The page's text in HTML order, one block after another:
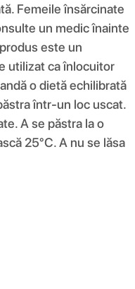
Femeile însărcinate
un medic înainte
este un
utilizat ca înlocuitor
o dietă echilibrată
într-un loc uscat.
A se păstra la o
25°C. A nu se lăsa